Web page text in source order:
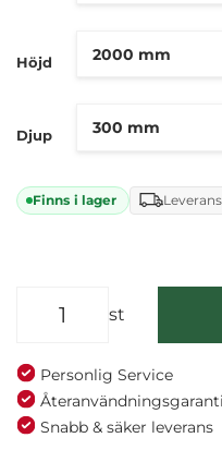
Höjd
Djup
Finns i lager
st
Personlig Service
Återanvändningsgaranti
Snabb & säker leverans